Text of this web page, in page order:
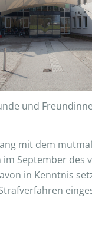
und
mit dem
September des
in Kenntnis